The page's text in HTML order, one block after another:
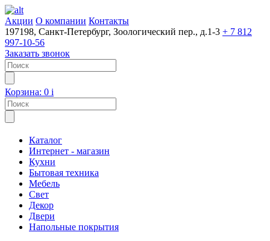
Акции О компании Контакты
197198, Санкт-Петербург, Зоологический пер., д.1-3 + 7 812
997-10-56
Заказать звонок
Корзина: 0 i
Каталог
Интернет - магазин
Кухни
Бытовая техника
Мебель
Свет
Декор
Двери
Напольные покрытия